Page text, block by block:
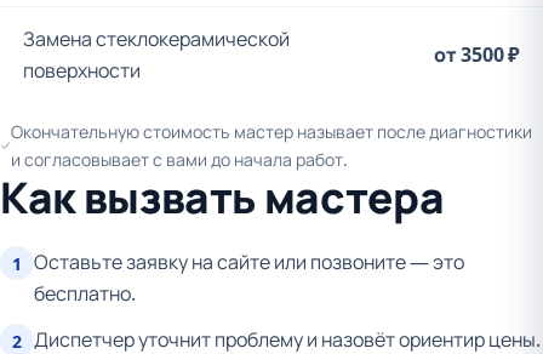
Замена стеклокерамической
поверхности
от 3500 ₽
Окончательную стоимость мастер называет после диагностики
и согласовывает с вами до начала работ.
Как вызвать мастера
1
Оставьте заявку на сайте или позвоните — это
бесплатно.
2 Диспетчер уточнит проблему и назовёт ориентир цены.